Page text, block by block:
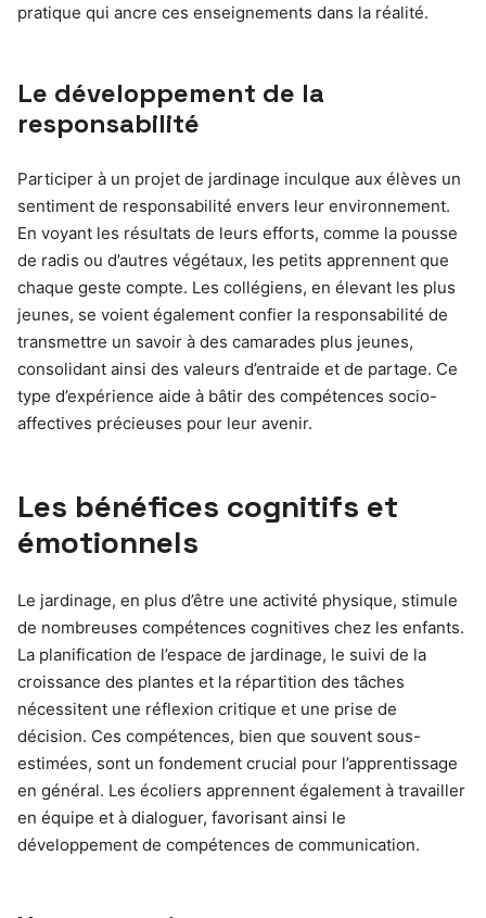
pratique qui ancre ces enseignements dans la réalité.
Le développement de la
responsabilité
Participer à un projet de jardinage inculque aux élèves un
sentiment de responsabilité envers leur environnement.
En voyant les résultats de leurs efforts, comme la pousse
de radis ou d’autres végétaux, les petits apprennent que
chaque geste compte. Les collégiens, en élevant les plus
jeunes, se voient également confier la responsabilité de
transmettre un savoir à des camarades plus jeunes,
consolidant ainsi des valeurs d’entraide et de partage. Ce
type d’expérience aide à bâtir des compétences socio-
affectives précieuses pour leur avenir.
Les bénéfices cognitifs et
émotionnels
Le jardinage, en plus d’être une activité physique, stimule
de nombreuses compétences cognitives chez les enfants.
La planification de l’espace de jardinage, le suivi de la
croissance des plantes et la répartition des tâches
nécessitent une réflexion critique et une prise de
décision. Ces compétences, bien que souvent sous-
estimées, sont un fondement crucial pour l’apprentissage
en général. Les écoliers apprennent également à travailler
en équipe et à dialoguer, favorisant ainsi le
développement de compétences de communication.